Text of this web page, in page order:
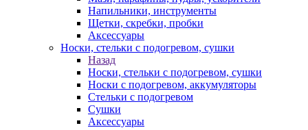
Напильники, инструменты
Щетки, скребки, пробки
Аксессуары
Носки, стельки с подогревом, сушки
Назад
Носки, стельки с подогревом, сушки
Носки с подогревом, аккумуляторы
Стельки с подогревом
Сушки
Аксессуары